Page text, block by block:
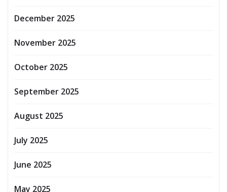
December 2025
November 2025
October 2025
September 2025
August 2025
July 2025
June 2025
May 2025